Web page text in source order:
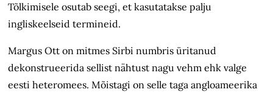
Tõlkimisele osutab seegi, et kasutatakse palju
ingliskeelseid termineid.
Margus Ott on mitmes Sirbi numbris üritanud
dekonstrueerida sellist nähtust nagu vehm ehk valge
eesti heteromees. Mõistagi on selle taga angloameerika